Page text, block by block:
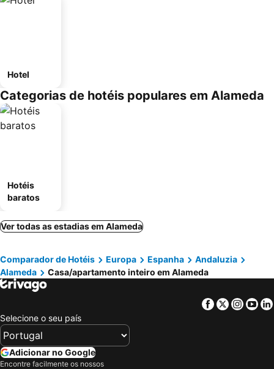
Hotel
Categorias de hotéis populares em Alameda
Hotéis
baratos
Ver todas as estadias em Alameda
Comparador de Hotéis Europa Espanha
Andaluzia
Alameda
Casa/apartamento inteiro em Alameda
Facebook
Twitter
Selecione o seu país
Adicionar no Google
Encontre facilmente os nossos